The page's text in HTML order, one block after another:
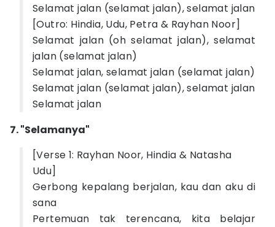
Selamat jalan (selamat jalan), selamat jalan
[Outro: Hindia, Udu, Petra & Rayhan Noor]
Selamat jalan (oh selamat jalan), selamat
jalan (selamat jalan)
Selamat jalan, selamat jalan (selamat jalan)
Selamat jalan (selamat jalan), selamat jalan
Selamat jalan
7. "Selamanya"
[Verse 1: Rayhan Noor, Hindia & Natasha
Udu]
Gerbong kepalang berjalan, kau dan aku di
sana
Pertemuan tak terencana, kita belajar